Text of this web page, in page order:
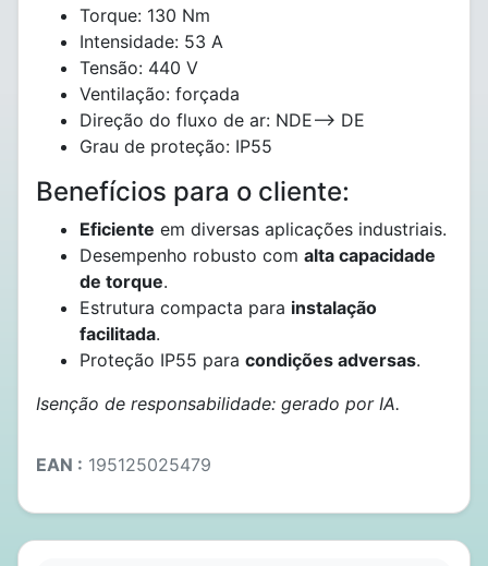
Torque: 130 Nm
Intensidade: 53 A
Tensão: 440 V
Ventilação: forçada
Direção do fluxo de ar: NDE--> DE
Grau de proteção: IP55
Benefícios para o cliente:
Eficiente em diversas aplicações industriais.
Desempenho robusto com alta capacidade
de torque.
Estrutura compacta para instalação
facilitada.
Proteção IP55 para condições adversas.
Isenção de responsabilidade: gerado por IA.
EAN : 195125025479